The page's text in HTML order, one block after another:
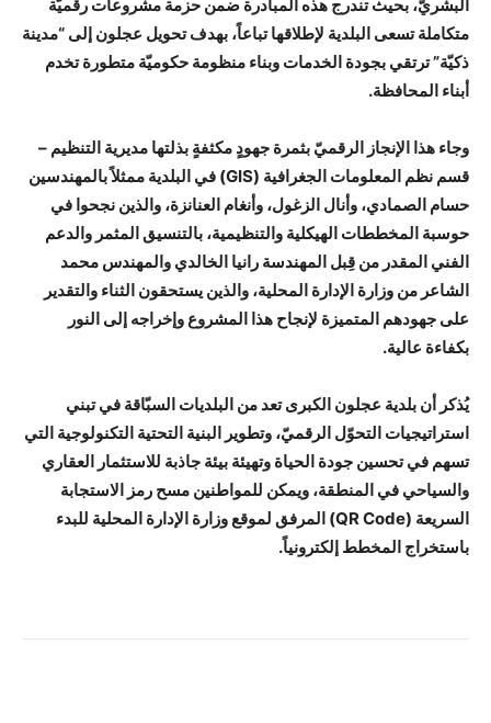
البشريّ، بحيث تندرج هذه المبادرة ضمن حزمة مشروعات رقميّة
متكاملة تسعى البلدية لإطلاقها تباعاً، بهدف تحويل عجلون إلى “مدينة
ذكيّة” ترتقي بجودة الخدمات وبناء منظومة حكوميّة متطورة تخدم
أبناء المحافظة.
وجاء هذا الإنجاز الرقميّ بثمرة جهودٍ مكثفةٍ بذلتها مديرية التنظيم –
قسم نظم المعلومات الجغرافية (GIS) في البلدية ممثلاً بالمهندسين
حسام الصمادي، وأنال الزغول، وأنغام العنانزة، والذين نجحوا في
حوسبة المخططات الهيكلية والتنظيمية، بالتنسيق المثمر والدعم
الفني المقدر من قِبل المهندسة رانيا الخالدي والمهندس محمد
الشاعر من وزارة الإدارة المحلية، والذين يستحقون الثناء والتقدير
على جهودهم المتميزة لإنجاح هذا المشروع وإخراجه إلى النور
بكفاءة عالية.
يُذكر أن بلدية عجلون الكبرى تعد من البلديات السبّاقة في تبني
استراتيجيات التحوّل الرقميّ، وتطوير البنية التحتية التكنولوجية التي
تسهم في تحسين جودة الحياة وتهيئة بيئة جاذبة للاستثمار العقاري
والسياحي في المنطقة، ويمكن للمواطنين مسح رمز الاستجابة
السريعة (QR Code) المرفق لموقع وزارة الإدارة المحلية للبدء
باستخراج المخطط إلكترونياً.